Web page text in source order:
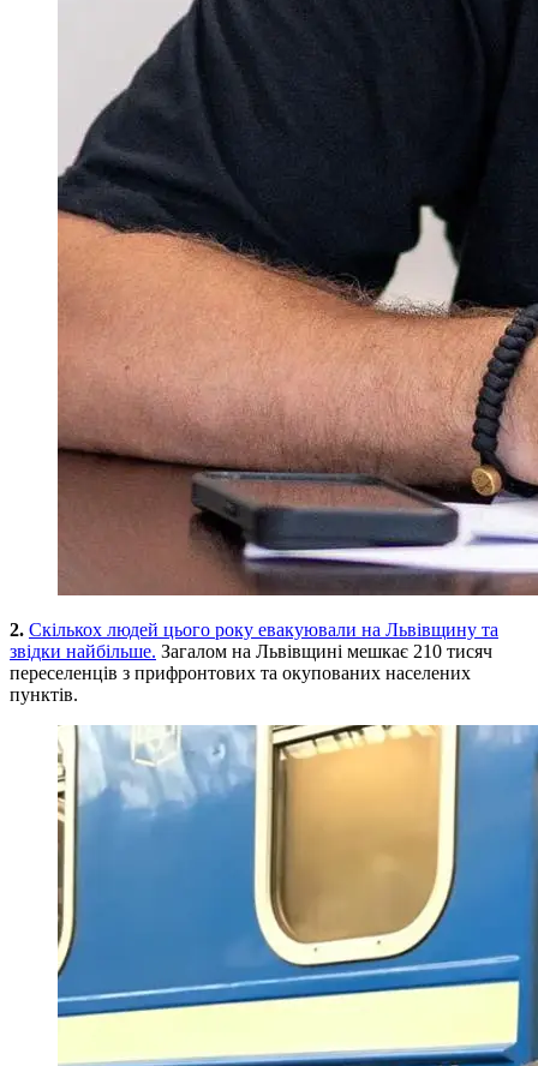
2. Скількох людей цього року евакуювали на Львівщину та
звідки найбільше. Загалом на Львівщині мешкає 210 тисяч
переселенців з прифронтових та окупованих населених
пунктів.